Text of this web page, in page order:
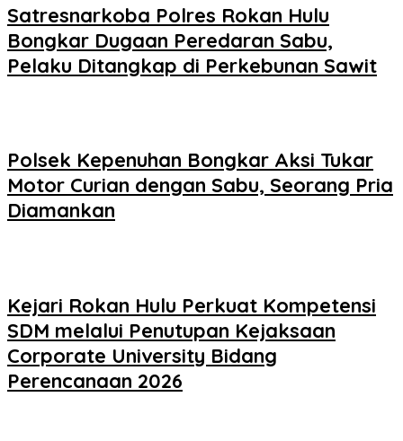
Satresnarkoba Polres Rokan Hulu
Bongkar Dugaan Peredaran Sabu,
Pelaku Ditangkap di Perkebunan Sawit
Polsek Kepenuhan Bongkar Aksi Tukar
Motor Curian dengan Sabu, Seorang Pria
Diamankan
Kejari Rokan Hulu Perkuat Kompetensi
SDM melalui Penutupan Kejaksaan
Corporate University Bidang
Perencanaan 2026